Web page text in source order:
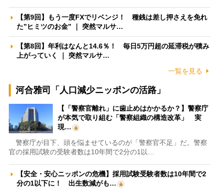
【第9回】もう一度FXでリベンジ！ 種銭は差し押さえを免れ
た”ヒミツのお金” ｜ 突然マルサ…
【第8回】年利はなんと14.6％！ 毎日5万円超の延滞税が積み
上がっていく ｜ 突然マルサ…
一覧を見る
河合雅司「人口減少ニッポンの活路」
【「警察官離れ」に歯止めはかかるか？】警察庁
が本気で取り組む「警察組織の構造改革」 実
現…
警察庁が目下、頭を悩ませているのが「警察官不足」だ。警察
官の採用試験の受験者数は10年間で2分の1以…
【安全・安心ニッポンの危機】採用試験受験者数は10年間で2
分の1以下に！ 出生数減がも…